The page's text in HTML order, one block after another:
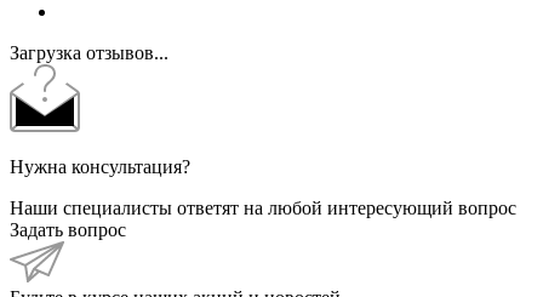
Загрузка отзывов...
Нужна консультация?
Наши специалисты ответят на любой интересующий вопрос
Задать вопрос